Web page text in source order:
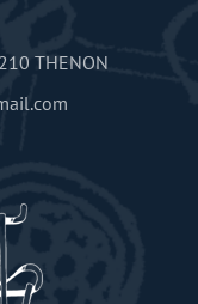
THENON